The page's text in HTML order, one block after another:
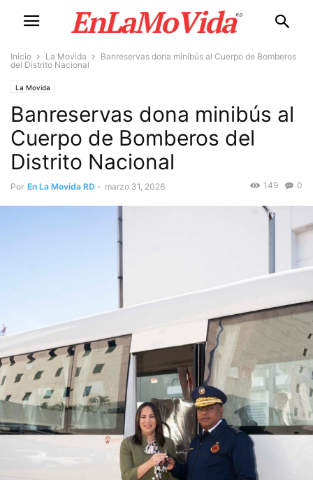
Inicio La Movida
Banreservas dona minibús al Cuerpo de Bomberos
del Distrito Nacional
La Movida
Banreservas dona minibús al
Cuerpo de Bomberos del
Distrito Nacional
Por En La Movida RD - marzo 31, 2026 0
149